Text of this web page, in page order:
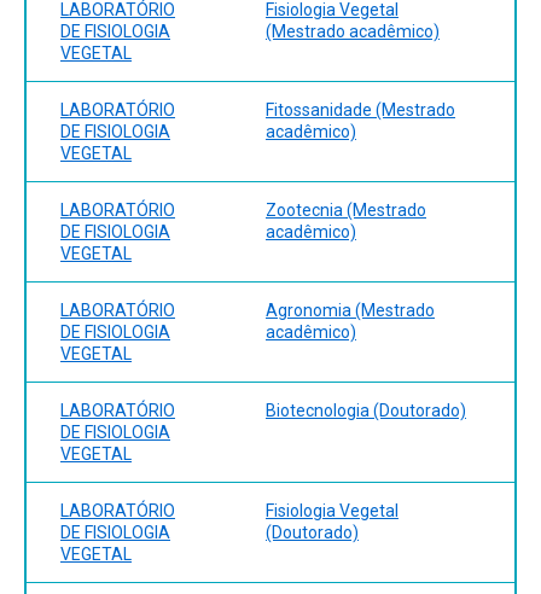
LABORATÓRIO
DE FISIOLOGIA
VEGETAL
Fisiologia Vegetal
(Mestrado acadêmico)
LABORATÓRIO
DE FISIOLOGIA
VEGETAL
Fitossanidade (Mestrado
acadêmico)
LABORATÓRIO
DE FISIOLOGIA
VEGETAL
Zootecnia (Mestrado
acadêmico)
LABORATÓRIO
DE FISIOLOGIA
VEGETAL
Agronomia (Mestrado
acadêmico)
LABORATÓRIO
DE FISIOLOGIA
VEGETAL
Biotecnologia (Doutorado)
LABORATÓRIO
DE FISIOLOGIA
VEGETAL
Fisiologia Vegetal
(Doutorado)